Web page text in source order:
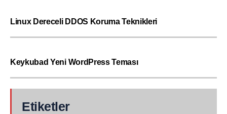
Linux Dereceli DDOS Koruma Teknikleri
Keykubad Yeni WordPress Teması
Etiketler